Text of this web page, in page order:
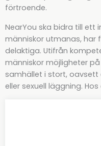
förtroende.
NearYou ska bidra till ett
människor utmanas, har
delaktiga. Utifrån
människor möjligheter
samhället i stort, oavsett
eller sexuell läggning.